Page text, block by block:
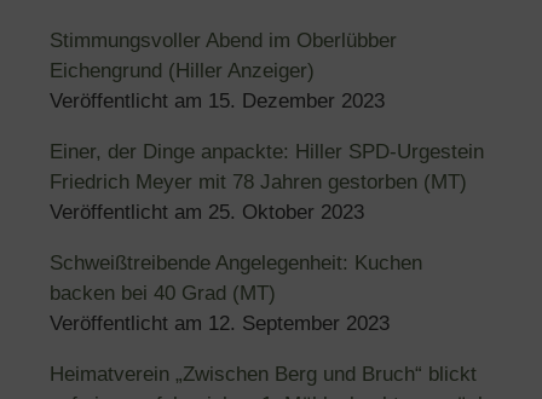
Stimmungsvoller Abend im Oberlübber
Eichengrund (Hiller Anzeiger)
Veröffentlicht am 15. Dezember 2023
Einer, der Dinge anpackte: Hiller SPD-Urgestein
Friedrich Meyer mit 78 Jahren gestorben (MT)
Veröffentlicht am 25. Oktober 2023
Schweißtreibende Angelegenheit: Kuchen
backen bei 40 Grad (MT)
Veröffentlicht am 12. September 2023
Heimatverein „Zwischen Berg und Bruch“ blickt